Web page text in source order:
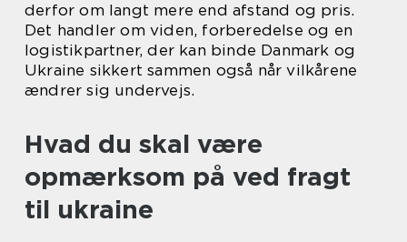
derfor om langt mere end afstand og pris.
Det handler om viden, forberedelse og en
logistikpartner, der kan binde Danmark og
Ukraine sikkert sammen også når vilkårene
ændrer sig undervejs.
Hvad du skal være
opmærksom på ved fragt
til ukraine